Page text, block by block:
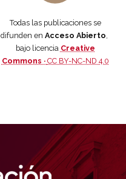
Todas las publicaciones se
difunden en Acceso Abierto,
bajo licencia Creative
Commons · CC BY-NC-ND 4.0